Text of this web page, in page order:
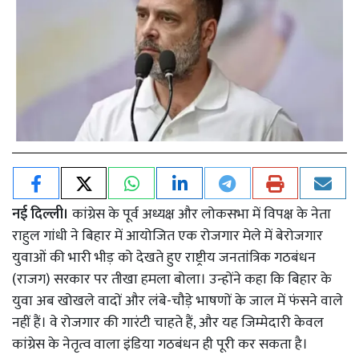
नई दिल्ली। कांग्रेस के पूर्व अध्यक्ष और लोकसभा में विपक्ष के नेता
राहुल गांधी ने बिहार में आयोजित एक रोजगार मेले में बेरोजगार
युवाओं की भारी भीड़ को देखते हुए राष्ट्रीय जनतांत्रिक गठबंधन
(राजग) सरकार पर तीखा हमला बोला। उन्होंने कहा कि बिहार के
युवा अब खोखले वादों और लंबे-चौड़े भाषणों के जाल में फंसने वाले
नहीं हैं। वे रोजगार की गारंटी चाहते हैं, और यह जिम्मेदारी केवल
कांग्रेस के नेतृत्व वाला इंडिया गठबंधन ही पूरी कर सकता है।